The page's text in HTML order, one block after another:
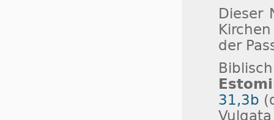
Dieser
der
31,3b